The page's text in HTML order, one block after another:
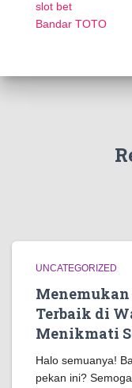
slot bet
Bandar TOTO
UNCATEGORIZED
Terbaik di
Menikmati
Halo semuanya!
pekan ini?